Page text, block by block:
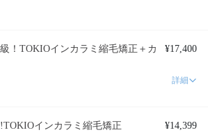
！TOKIOインカラミ縮毛矯正＋カ
¥17,400
詳細
インカラミ縮毛矯正 ¥14,399